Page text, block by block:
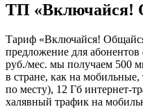
ТП «Включайся!
Тариф «Включайся!
предложение для абонентов
руб./мес. мы получаем 500
в стране, как на
по месту), 12 Гб интернет-
халявный трафик на